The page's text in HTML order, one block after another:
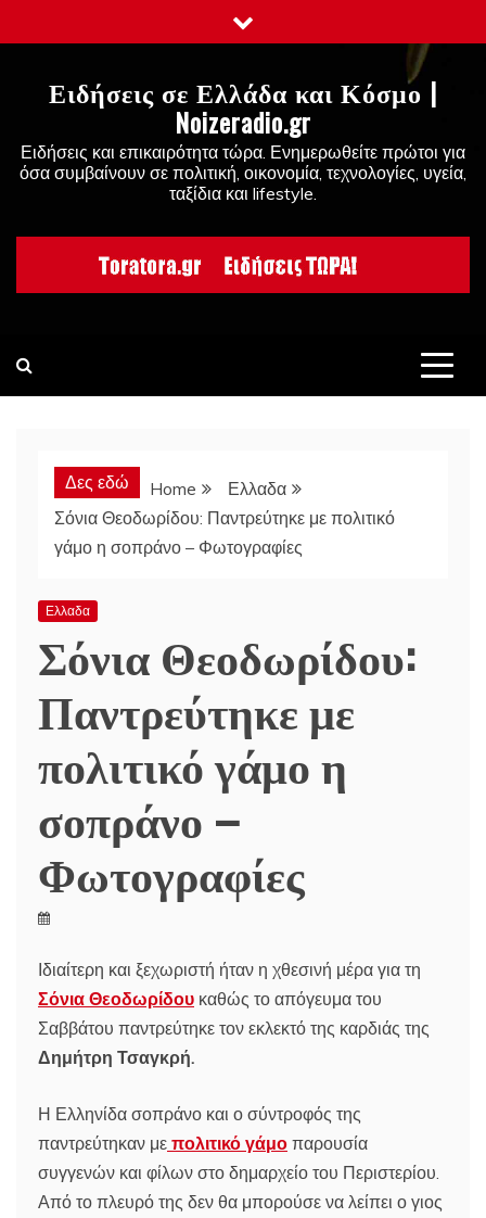
to
Ειδήσεις σε Ελλάδα και Κόσμο |
Noizeradio.gr
Ειδήσεις και επικαιρότητα τώρα. Ενημερωθείτε πρώτοι για
όσα συμβαίνουν σε πολιτική, οικονομία, τεχνολογίες, υγεία,
ταξίδια και lifestyle.
Δες εδώ Home
Ελλαδα
Σόνια Θεοδωρίδου: Παντρεύτηκε με πολιτικό
γάμο η σοπράνο – Φωτογραφίες
Ελλαδα
Σόνια Θεοδωρίδου:
Παντρεύτηκε με
πολιτικό γάμο η
σοπράνο –
Φωτογραφίες
Ιδιαίτερη και ξεχωριστή ήταν η χθεσινή μέρα για τη
Σόνια Θεοδωρίδου καθώς το απόγευμα του
Σαββάτου παντρεύτηκε τον εκλεκτό της καρδιάς της
Δημήτρη Τσαγκρή.
Η Ελληνίδα σοπράνο και ο σύντροφός της
παντρεύτηκαν με πολιτικό γάμο παρουσία
συγγενών και φίλων στο δημαρχείο του Περιστερίου.
Από το πλευρό της δεν θα μπορούσε να λείπει ο γιος